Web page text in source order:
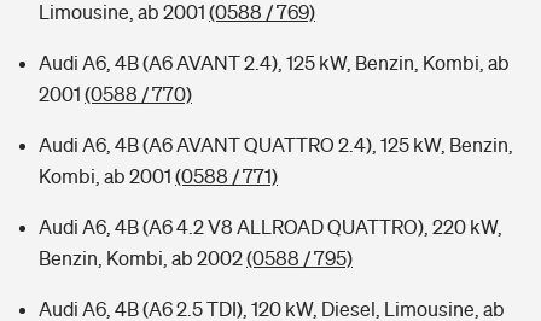
Limousine, ab 2001 (0588 / 769)
Audi A6, 4B (A6 AVANT 2.4), 125 kW, Benzin, Kombi, ab
2001 (0588 / 770)
Audi A6, 4B (A6 AVANT QUATTRO 2.4), 125 kW, Benzin,
Kombi, ab 2001 (0588 / 771)
Audi A6, 4B (A6 4.2 V8 ALLROAD QUATTRO), 220 kW,
Benzin, Kombi, ab 2002(0588 / 795)
Audi A6, 4B (A6 2.5 TDI), 120 kW, Diesel, Limousine, ab